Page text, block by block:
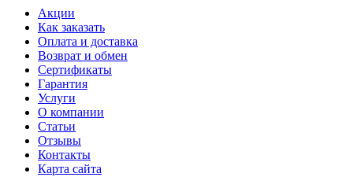
Акции
Как заказать
Оплата и доставка
Возврат и обмен
Сертификаты
Гарантия
Услуги
О компании
Статьи
Отзывы
Контакты
Карта сайта